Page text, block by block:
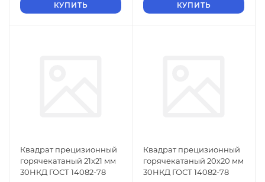
КУПИТЬ КУПИТЬ
Квадрат прецизионный
горячекатаный 21х21 мм
30НКД ГОСТ 14082-78
Квадрат прецизионный
горячекатаный 20х20 мм
30НКД ГОСТ 14082-78